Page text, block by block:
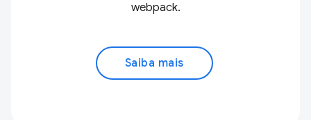
webpack.
Saiba mais